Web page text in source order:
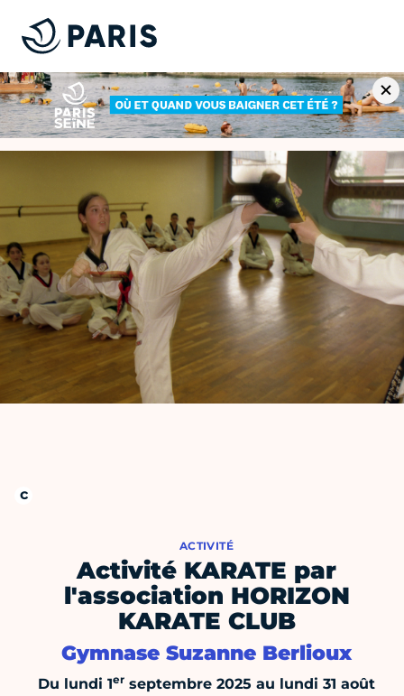
ACTIVITÉ
Activité KARATE par
l'association HORIZON
KARATE CLUB
Gymnase Suzanne Berlioux
Du lundi 1er septembre 2025 au lundi 31 août